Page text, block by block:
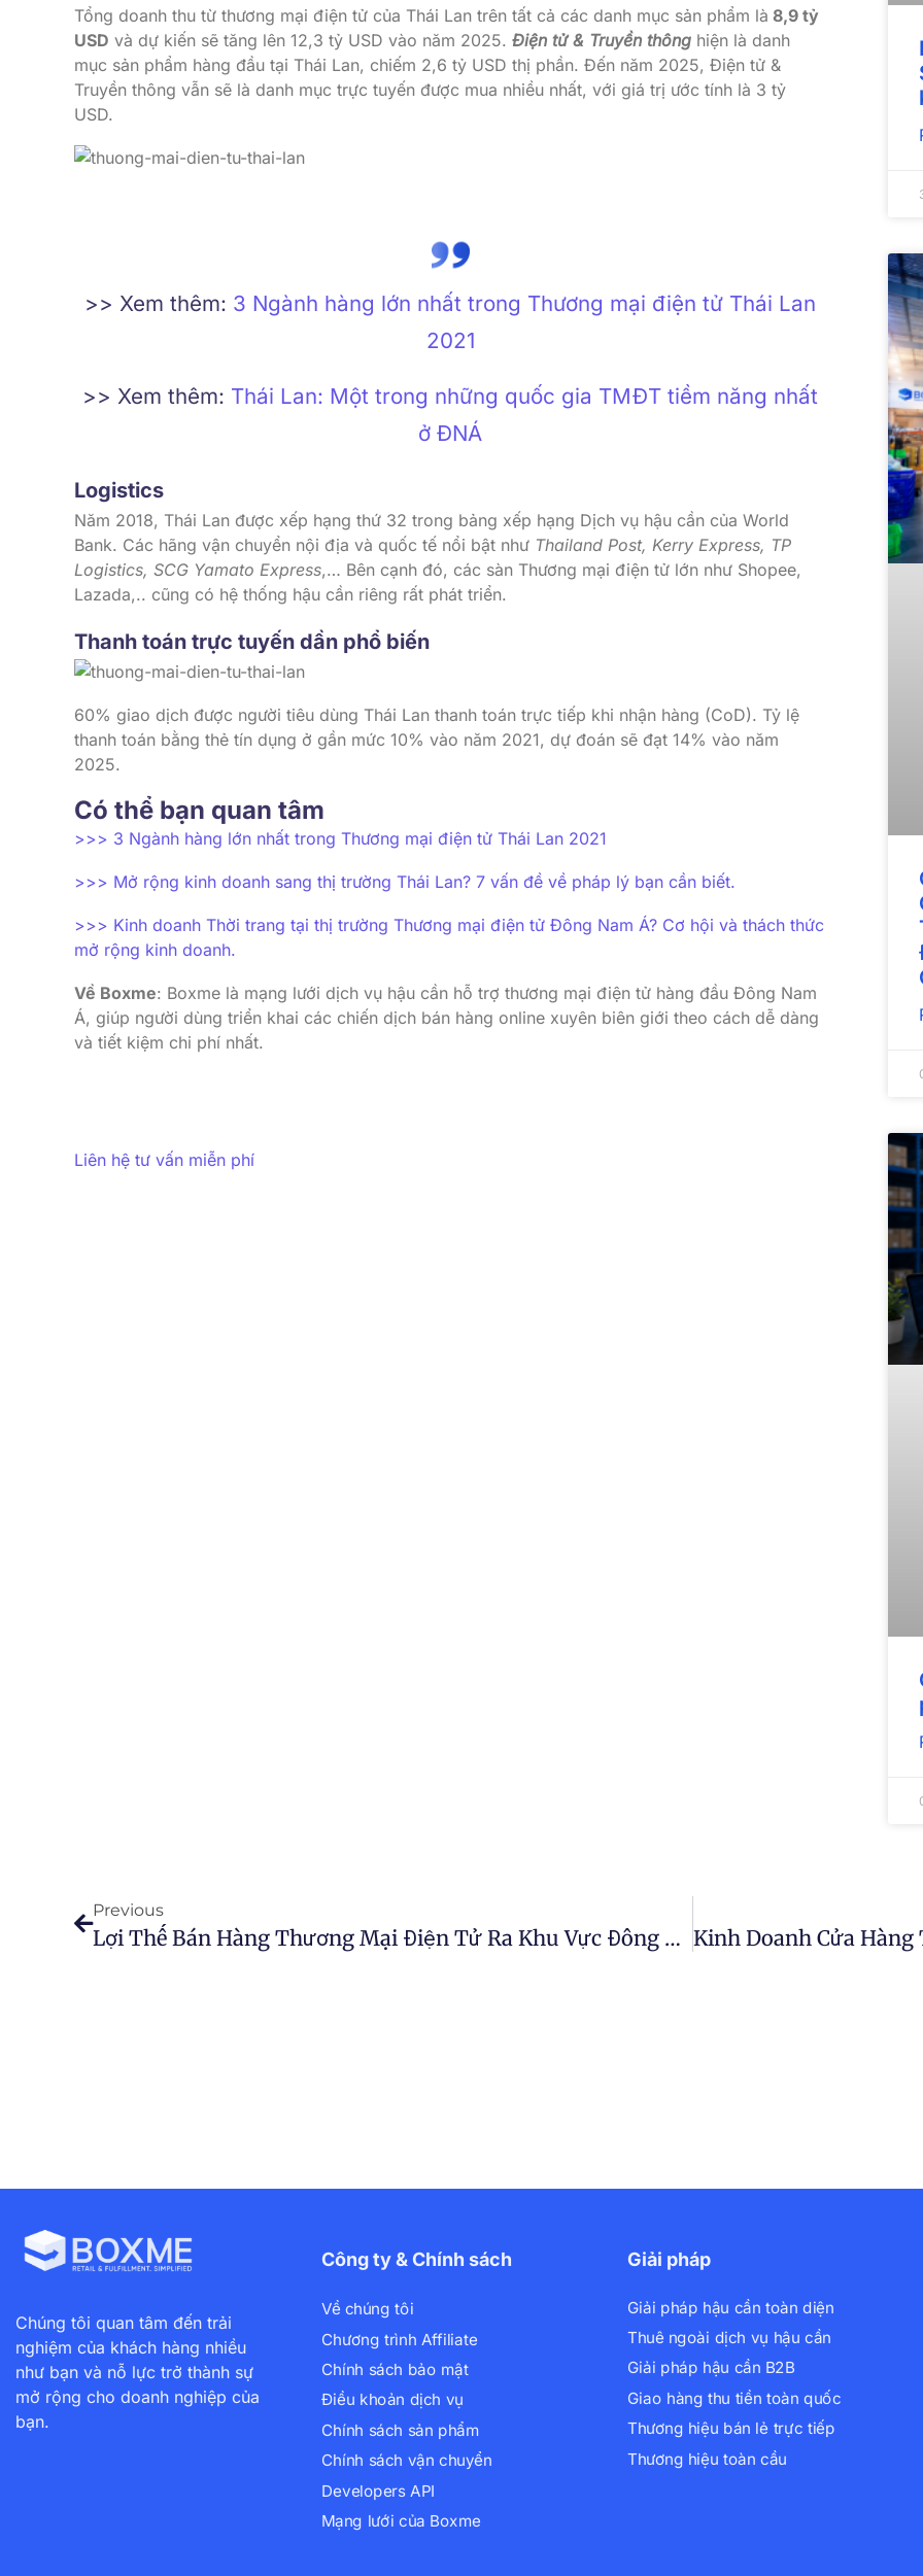
Tổng doanh thu từ thương mại điện tử của Thái Lan trên tất cả các danh mục sản phẩm là 8,9 tỷ
USD và dự kiến ​​sẽ tăng lên 12,3 tỷ USD vào năm 2025. Điện tử & Truyền thông hiện là danh
mục sản phẩm hàng đầu tại Thái Lan, chiếm 2,6 tỷ USD thị phần. Đến năm 2025, Điện tử &
Truyền thông vẫn sẽ là danh mục trực tuyến được mua nhiều nhất, với giá trị ước tính là 3 tỷ
USD.
>> Xem thêm: 3 Ngành hàng lớn nhất trong Thương mại điện tử Thái Lan
2021
>> Xem thêm: Thái Lan: Một trong những quốc gia TMĐT tiềm năng nhất
ở ĐNÁ
Logistics
Năm 2018, Thái Lan được xếp hạng thứ 32 trong bảng xếp hạng Dịch vụ hậu cần của World
Bank. Các hãng vận chuyển nội địa và quốc tế nổi bật như Thailand Post, Kerry Express, TP
Logistics, SCG Yamato Express,… Bên cạnh đó, các sàn Thương mại điện tử lớn như Shopee,
Lazada,.. cũng có hệ thống hậu cần riêng rất phát triển.
Thanh toán trực tuyến dần phổ biến
60% giao dịch được người tiêu dùng Thái Lan thanh toán trực tiếp khi nhận hàng (CoD). Tỷ lệ
thanh toán bằng thẻ tín dụng ở gần mức 10% vào năm 2021, dự đoán sẽ đạt 14% vào năm
2025.
Có thể bạn quan tâm
>>> 3 Ngành hàng lớn nhất trong Thương mại điện tử Thái Lan 2021
>>> Mở rộng kinh doanh sang thị trường Thái Lan? 7 vấn đề về pháp lý bạn cần biết.
>>> Kinh doanh Thời trang tại thị trường Thương mại điện tử Đông Nam Á? Cơ hội và thách thức
mở rộng kinh doanh.
Về Boxme: Boxme là mạng lưới dịch vụ hậu cần hỗ trợ thương mại điện tử hàng đầu Đông Nam
Á, giúp người dùng triển khai các chiến dịch bán hàng online xuyên biên giới theo cách dễ dàng
và tiết kiệm chi phí nhất.
Liên hệ tư vấn miễn phí
Previous
Lợi Thế Bán Hàng Thương Mại Điện Tử Ra Khu Vực Đông Nam Á Của Doanh Nghiệp Việt Nam 2021
Chúng tôi quan tâm đến trải
nghiệm của khách hàng nhiều
như bạn và nỗ lực trở thành sự
mở rộng cho doanh nghiệp của
bạn.
Công ty & Chính sách
Về chúng tôi
Chương trình Affiliate
Chính sách bảo mật
Điều khoản dịch vụ
Chính sách sản phẩm
Chính sách vận chuyển
Developers API
Mạng lưới của Boxme
Giải pháp
Giải pháp hậu cần toàn diện
Thuê ngoài dịch vụ hậu cần
Giải pháp hậu cần B2B
Giao hàng thu tiền toàn quốc
Thương hiệu bán lẻ trực tiếp
Thương hiệu toàn cầu